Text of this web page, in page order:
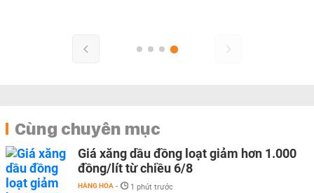
Cùng chuyên mục
Giá xăng dầu đồng loạt giảm hơn 1.000
đồng/lít từ chiều 6/8
HÀNG HÓA - 1 phút trước